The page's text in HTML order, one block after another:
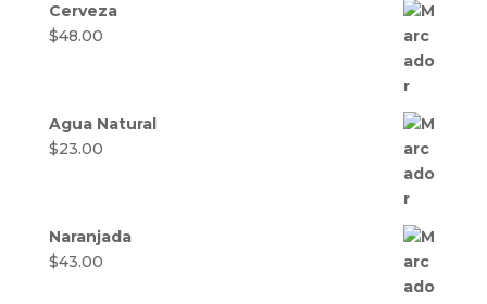
Cerveza
$48.00
Agua Natural
$23.00
Naranjada
$43.00